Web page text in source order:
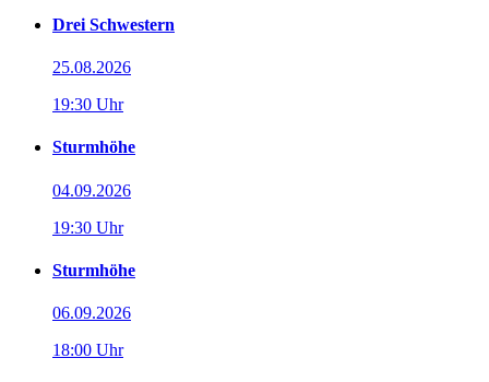
Drei Schwestern
25.08.2026
19:30 Uhr
Sturmhöhe
04.09.2026
19:30 Uhr
Sturmhöhe
06.09.2026
18:00 Uhr